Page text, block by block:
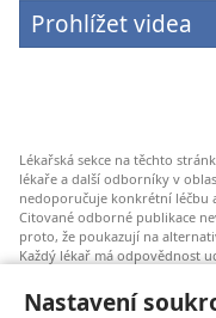
Nastavení
Prohlížet videa
Lékařská sekce na těchto
lékaře a další odborníky v
nedoporučuje konkrétní léčbu
Citované odborné publikace
proto, že poukazují na
Každý lékař má odpovědnost
správná rozhodnutí, která
v souladu s jejich přáními,